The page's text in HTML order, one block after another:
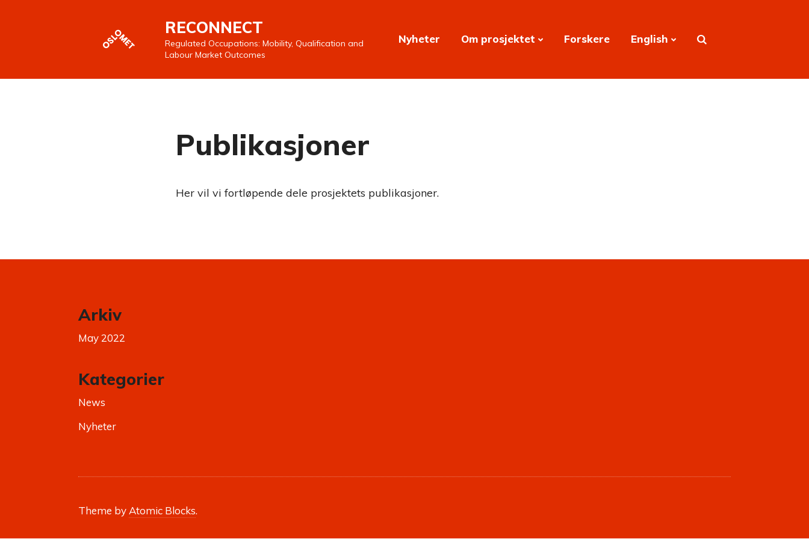
RECONNECT
Regulated Occupations: Mobility, Qualification and
Labour Market Outcomes
Nyheter Om prosjektet Forskere English
Publikasjoner
Her vil vi fortløpende dele prosjektets publikasjoner.
Arkiv
May 2022
Kategorier
News
Nyheter
Theme byAtomic Blocks.